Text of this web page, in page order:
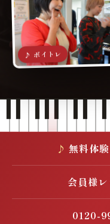
♪ ボイトレ
無料体
会員様
0120-